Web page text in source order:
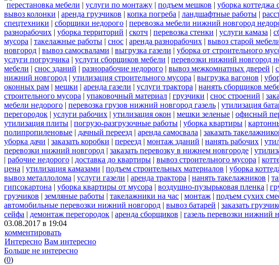
перестановка мебели | услуги по монтажу | подъем мешков | уборка коттеджа
вывоз колонки | аренда грузчиков | копка погреба | ландшафтные работы |
спецтехники | сборщики недорого | перевозка мебели нижний новгород
разнорабочих | уборка территорий | скотч | перевозка стенки | услуги камаза |
мусора | такелажные работы | снос | аренда разнорабочих | вывоз старой
новгород | вывоз самосвалами | выгрузка газели | уборка от строительного
услуги погрузчика | услуги сборщиков мебели | перевозки нижний новгород
мебели | снос зданий | разнорабочие недорого | вывоз межкомнатных дверей |
нижний новгород | утилизация строительного мусора | выгрузка вагонов |
оконных рам | мешки | аренда газели | услуги трактора | нанять сборщиков
строительного мусора | упаковочный материал | грузчики | снос строений |
мебели недорого | перевозка грузов нижний новгород газель | утилизация
перегородок | услуги рабочих | утилизация окон | мешки зеленые | офисный
утилизация плиты | погрузо-разгрузочные работы | уборка квартиры |
полипропиленовые | дачный переезд | аренда самосвала | заказать
уборка дачи | заказать коробки | переезд | монтаж зданий | нанять рабочих |
перевозки нижний новгород | заказать перевозку в нижнем новгороде |
| рабочие недорого | доставка до квартиры | вывоз строительного мусора |
цена | утилизация камазами | подъем строительных материалов | уборка
вывоз металлолома | услуги газели | аренда трактора | нанять такелажников |
гипсокартона | уборка квартиры от мусора | воздушно-пузырьковая пленка |
грузчиков | земляные работы | такелажники на час | монтаж | подъем сухих
автомобильные перевозки нижний новгород | вывоз батарей | заказать
сейфа | демонтаж перегородок | аренда сборщиков | газель перевозки нижний
03.08.2017 в 19:04
комментировать
Интересно Вам интересно
Больше не интересно
(0)